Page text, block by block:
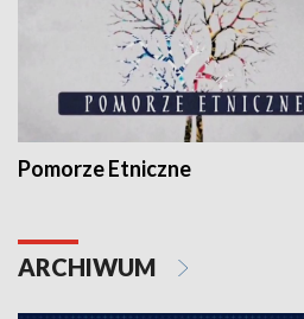
Pomorze Etniczne
ARCHIWUM